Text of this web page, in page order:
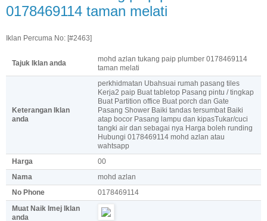
0178469114 taman melati
Iklan Percuma No: [#2463]
Tajuk Iklan anda
mohd azlan tukang paip plumber 0178469114
taman melati
Keterangan Iklan
anda
perkhidmatan Ubahsuai rumah pasang tiles
Kerja2 paip Buat tabletop Pasang pintu / tingkap
Buat Partition office Buat porch dan Gate
Pasang Shower Baiki tandas tersumbat Baiki
atap bocor Pasang lampu dan kipasTukar/cuci
tangki air dan sebagai nya Harga boleh runding
Hubungi 0178469114 mohd azlan atau
wahtsapp
Harga
00
Nama
mohd azlan
No Phone
0178469114
Muat Naik Imej Iklan
anda